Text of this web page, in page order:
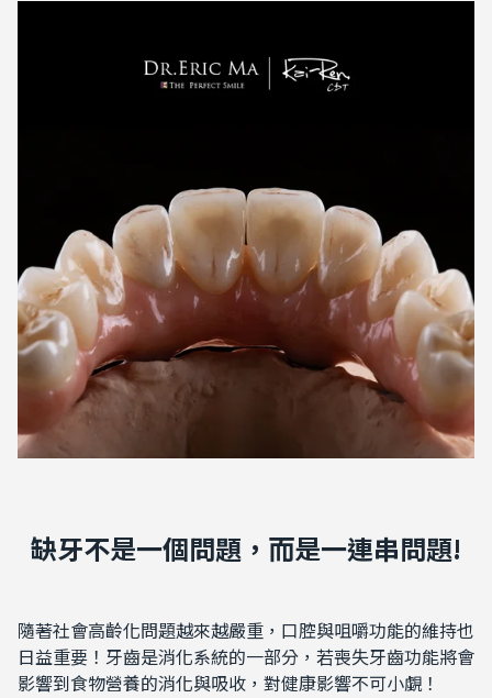
缺牙不是⼀個問題，⽽是⼀連串問題!
隨著社會高齡化問題越來越嚴重，口腔與咀嚼功能的維持也
日益重要！牙齒是消化系統的一部分，若喪失牙齒功能將會
影響到食物營養的消化與吸收，對健康影響不可小覷！